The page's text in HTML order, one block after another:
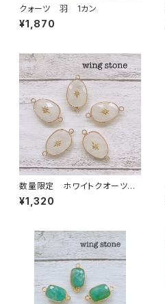
クォーツ 羽 1カン
¥1,870
数量限定 ホワイトクオーツ
ワンポイント付き 2カン
¥1,320